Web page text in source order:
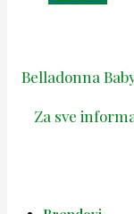
Belladonna
Za sve